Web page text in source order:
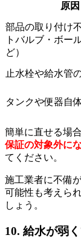
原因
部品の取り付け
トバルブ・ボー
ど）
止水栓や給水管
タンクや便器自
簡単に直せる場
保証の対象外に
てください。
施工業者に不備
可能性も考えら
しょう。
10. 給水が弱